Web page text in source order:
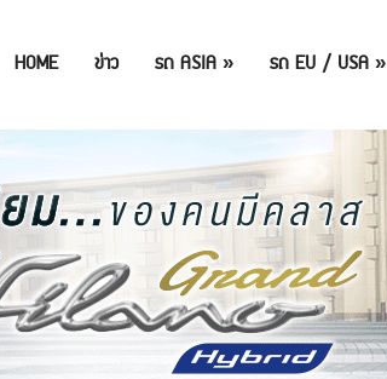
HOME ข่าว รถ ASIA » รถ EU / USA »